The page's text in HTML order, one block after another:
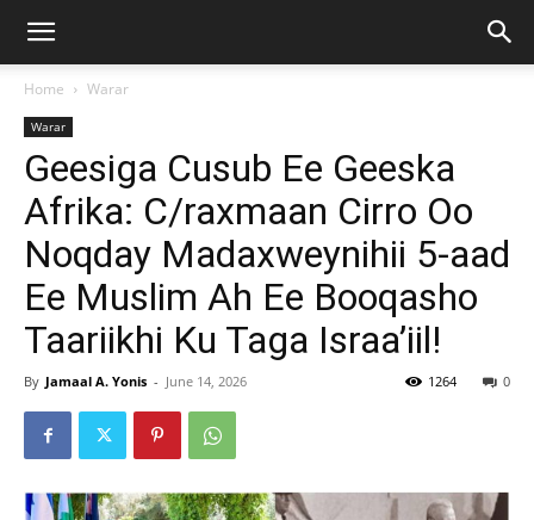
Home Warar
Warar
Geesiga Cusub Ee Geeska
Afrika: C/raxmaan Cirro Oo
Noqday Madaxweynihii 5-aad
Ee Muslim Ah Ee Booqasho
Taariikhi Ku Taga Israa’iil!
By Jamaal A. Yonis - June 14, 2026 0
1264